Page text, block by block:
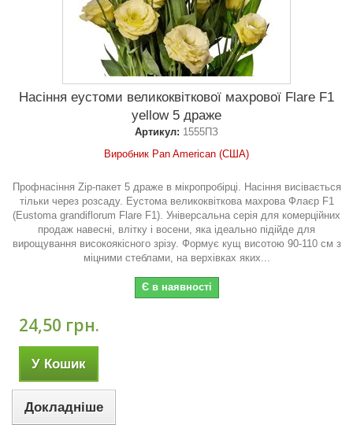
Насіння еустоми великоквіткової махрової Flare F1
yellow 5 драже
Артикул: 1555ПЗ
Виробник Pan American (США)
Профнасіння Zip-пакет 5 драже в мікропробірці. Насіння висівається
тільки через розсаду. Еустома великоквіткова махрова Флаєр F1
(Eustoma grandiflorum Flare F1). Універсальна серія для комерційних
продаж навесні, влітку і восени, яка ідеально підійде для
вирощування високоякісного зрізу. Формує кущ висотою 90-110 см з
міцними стеблами, на верхівках яких...
Є в наявності
24,50 грн.
У Кошик
Докладніше